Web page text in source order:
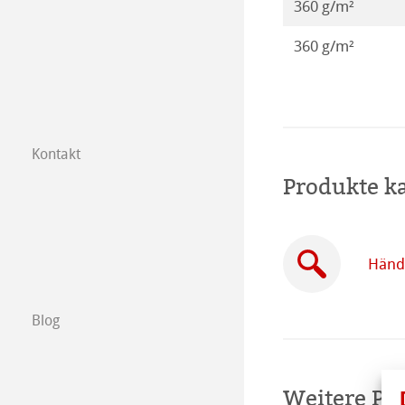
Kontakt
B2B
Messen &
Blog
360 g/m²
360 g/m²
Produkte
Weitere